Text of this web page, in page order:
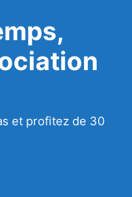
et profitez de 30